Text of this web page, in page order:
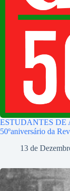
ESTUDANTES DE
50ºaniversário da
13 de